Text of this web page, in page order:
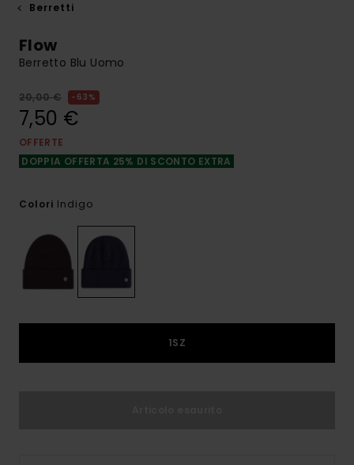
Berretti
Flow
Berretto Blu Uomo
20,00 € 63%
7,50 €
OFFERTE
DOPPIA OFFERTA 25% DI SCONTO EXTRA
Colori Indigo
1SZ